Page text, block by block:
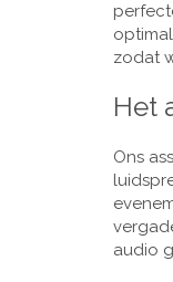
zodat
Het
Ons
audio